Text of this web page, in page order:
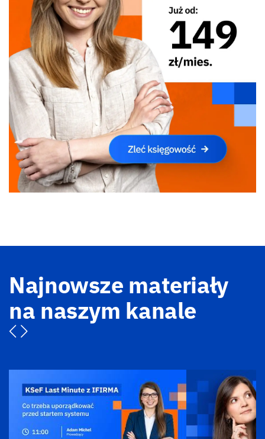
Najnowsze materiały
na naszym kanale